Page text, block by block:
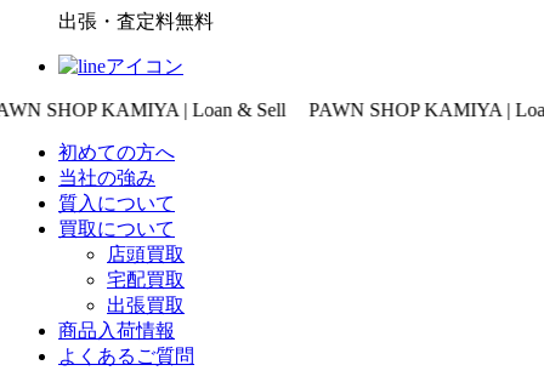
出張・査定料無料
| Loan & Sell PAWN SHOP KAMIYA | Loan & Sell
初めての方へ
当社の強み
質入について
買取について
店頭買取
宅配買取
出張買取
商品入荷情報
よくあるご質問